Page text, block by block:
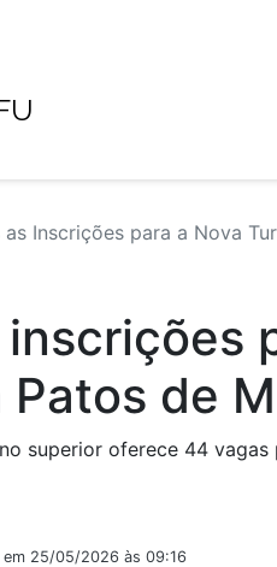
Inscrições para a Nova
de
superior oferece 44
25/05/2026 às 09:16